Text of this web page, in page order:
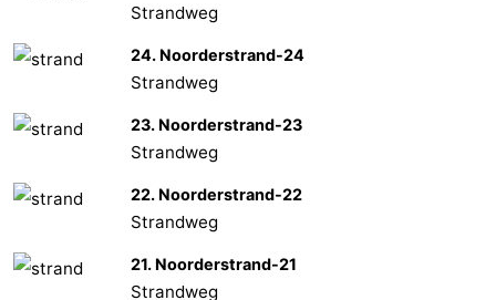
Strandweg
24. Noorderstrand-24
Strandweg
23. Noorderstrand-23
Strandweg
22. Noorderstrand-22
Strandweg
21. Noorderstrand-21
Strandweg